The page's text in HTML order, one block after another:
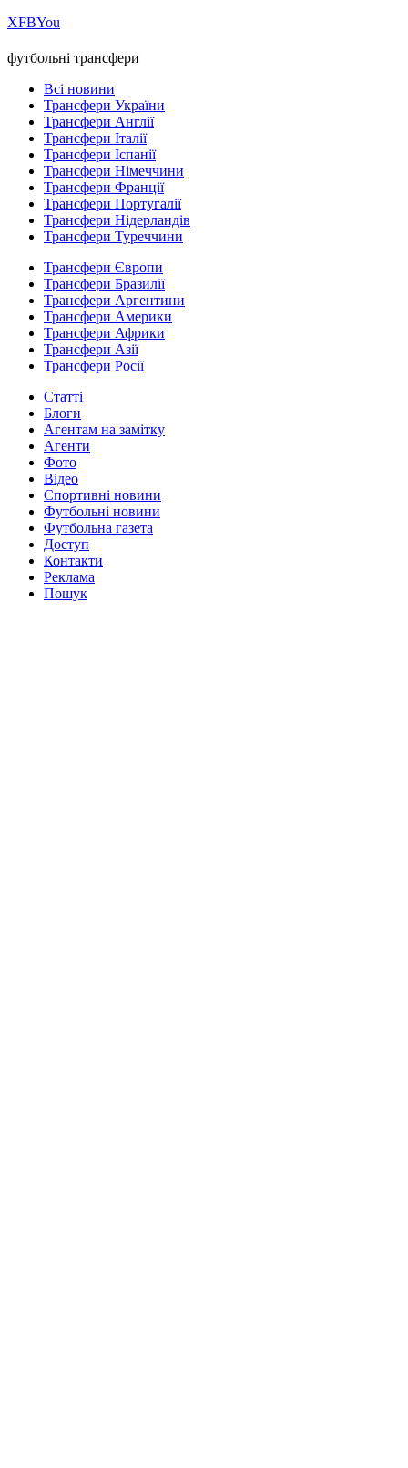
ХFBYou
футбольні трансфери
Всі новини
Трансфери України
Трансфери Англії
Трансфери Італії
Трансфери Іспанії
Трансфери Німеччини
Трансфери Франції
Трансфери Португалії
Трансфери Нідерландів
Трансфери Туреччини
Трансфери Європи
Трансфери Бразилії
Трансфери Аргентини
Трансфери Америки
Трансфери Африки
Трансфери Азії
Трансфери Росії
Статті
Блоги
Агентам на замітку
Агенти
Фото
Відео
Спортивні новини
Футбольні новини
Футбольна газета
Доступ
Контакти
Реклама
Пошук